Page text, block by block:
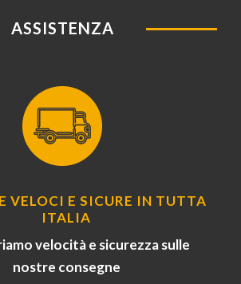
ASSISTENZA
VELOCI E SICURE IN TUTTA
ITALIA
velocità e sicurezza sulle
nostre consegne